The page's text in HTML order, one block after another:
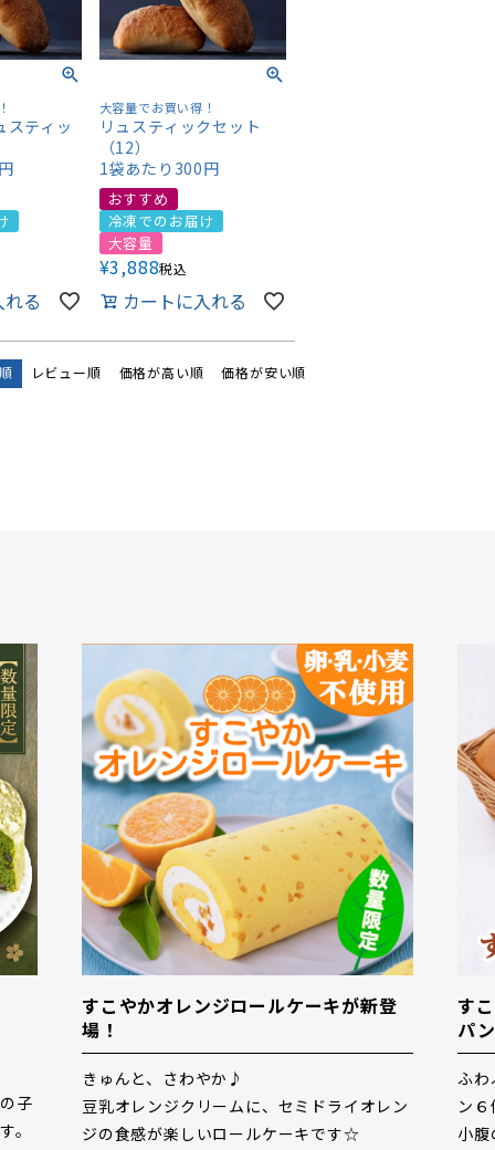
スティッ
る
大容量でお買い得！
リュスティックセット
（12）
1袋あたり300円
おすすめ
冷凍でのお届け
大容量
¥3,888税込
カートに入れる
レビュー順 価格が高い順 価格が安い順
キが新登
ドライオレン
です☆
すこやかのパンセットに、人気の菓子
ふわふわでおいしいあんぱん６個とジャムパ
ン６個、
小腹のすいたおやつ時間にも便利☆